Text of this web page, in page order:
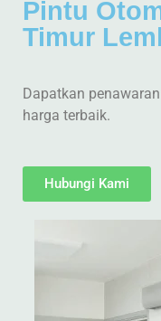
Pintu
Timur
Dapatkan
harga terbaik.
Hubungi Kami